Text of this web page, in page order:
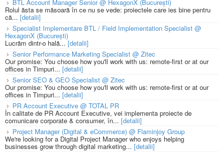
BTL Account Manager Senior @ HexagonX (București)
Rolul ăsta se măsoară în ce nu se vede: proiectele care ies bine pentru
că... [detalii]
Specialist Implementare BTL / Field Implementation Specialist @
HexagonX (București)
Lucrăm dintr-o hală...[detalii]
Senior Performance Marketing Specialist @ Zitec
Our promise: You choose how you'll work with us: remote-first or at our
offices in Timpuri... [detalii]
Senior SEO & GEO Specialist @ Zitec
Our promise: You choose how you'll work with us: remote-first or at our
offices in Timpuri... [detalii]
PR Account Executive @ TOTAL PR
În calitate de PR Account Executive, vei implementa proiecte de
comunicare corporate & consumer, în... [detalii]
Project Manager (Digital & eCommerce) @ Flaminjoy Group
We're looking for a Digital Project Manager who enjoys helping
businesses grow through digital marketing... [detalii]